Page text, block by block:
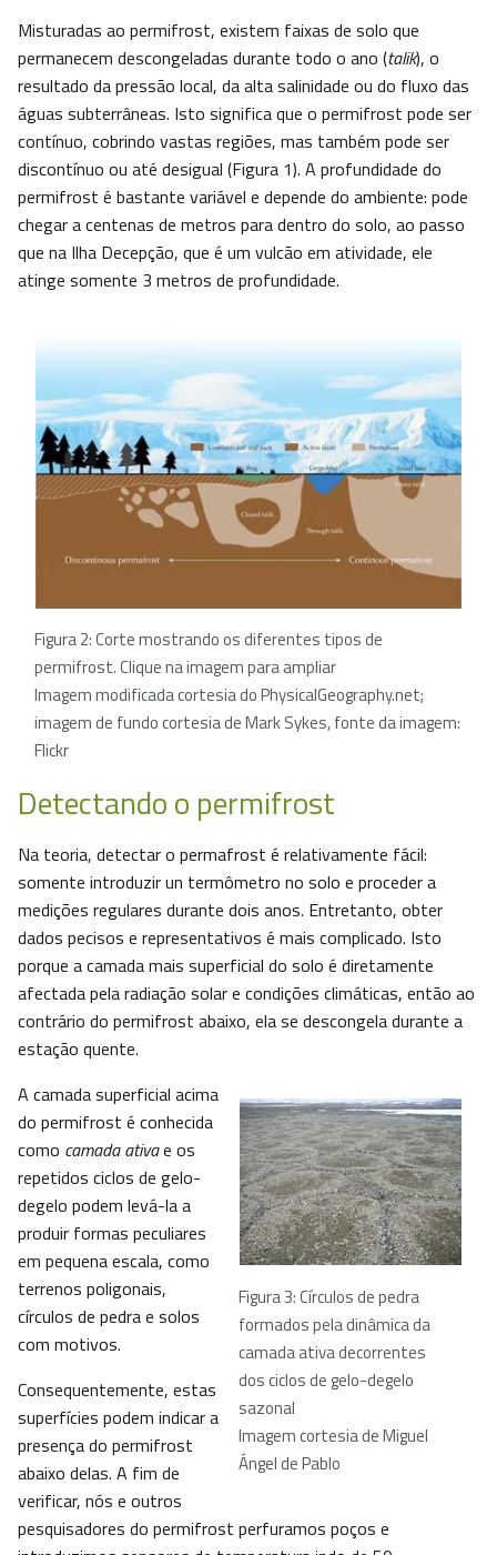
Misturadas ao permifrost, existem faixas de solo que
permanecem descongeladas durante todo o ano (talik), o
resultado da pressão local, da alta salinidade ou do fluxo das
águas subterrâneas. Isto significa que o permifrost pode ser
contínuo, cobrindo vastas regiões, mas também pode ser
discontínuo ou até desigual (Figura 1). A profundidade do
permifrost é bastante variável e depende do ambiente: pode
chegar a centenas de metros para dentro do solo, ao passo
que na Ilha Decepção, que é um vulcão em atividade, ele
atinge somente 3 metros de profundidade.
Figura 2: Corte mostrando os diferentes tipos de
permifrost. Clique na imagem para ampliar
Imagem modificada cortesia do PhysicalGeography.net;
imagem de fundo cortesia de Mark Sykes, fonte da imagem:
Flickr
Detectando o permifrost
Na teoria, detectar o permafrost é relativamente fácil:
somente introduzir un termômetro no solo e proceder a
medições regulares durante dois anos. Entretanto, obter
dados pecisos e representativos é mais complicado. Isto
porque a camada mais superficial do solo é diretamente
afectada pela radiação solar e condições climáticas, então ao
contrário do permifrost abaixo, ela se descongela durante a
estação quente.
Figura 3: Círculos de pedra
formados pela dinâmica da
camada ativa decorrentes
dos ciclos de gelo-degelo
sazonal
Imagem cortesia de Miguel
Ángel de Pablo
A camada superficial acima
do permifrost é conhecida
como camada ativae os
repetidos ciclos de gelo-
degelo podem levá-la a
produir formas peculiares
em pequena escala, como
terrenos poligonais,
círculos de pedra e solos
com motivos.
Consequentemente, estas
superfícies podem indicar a
presença do permifrost
abaixo delas. A fim de
verificar, nós e outros
pesquisadores do permifrost perfuramos poços e